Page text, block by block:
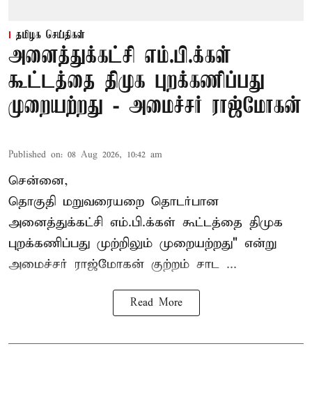
தமிழக செய்திகள்
அனைத்துக்கட்சி எம்.பி.க்கள்
கூட்டத்தை திமுக புறக்கணிப்பது
முறையற்றது - அமைச்சர் ராஜ்மோகன்
Published on: 08 Aug 2026, 10:42 am
சென்னை,
தொகுதி மறுவரையறை தொடர்பான
அனைத்துக்கட்சி எம்.பி.க்கள் கூட்டத்தை திமுக
புறக்கணிப்பது முற்றிலும் முறையற்றது" என்று
அமைச்சர் ராஜ்மோகன் குற்றம் சாட ...
Read More